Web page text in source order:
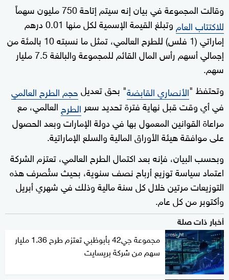
وقالت المجموعة في بيان إنه سيتم إتاحة 750 مليون سهماً
للاكتتاب العام
وتبلغ القيمة الإسمية لكل منها 0.01 درهم
إماراتي (1 فلس) للطرح العالمي، تمثل ما نسبته 10 بالمئة من
إجمالي أسهم رأس المال القائم للمجموعة والبالغة 7.5 مليار
سهم.
وتحتفظ "الأنصاري القابضة" بحق تعديلحجم الطرح العالمي
في أي وقت قبل نهاية فترة تحديد سعر الطرحالعالمي، مع
مراعاة القوانين المعمول بها في دولة الإمارات وبعد الحصول
على موافقة هيئة الأوراق المالية والسلع الإماراتية.
وبحسب البيان، فإنه بعد اكتمال الطرح العالمي، تعتزم الشركة
اعتماد سياسة توزيع أرباح نصف سنوية، بحيث ستُصرف هذه
التوزيعات مرتين خلال كل سنة مالية وذلك في شهري أبريل
وأكتوبر من كل عام.
أخبار ذات صلة
مجموعة جي42 بأبوظبي تعتزم طرح 1.36 مليار
سهم من شركة بريسايت